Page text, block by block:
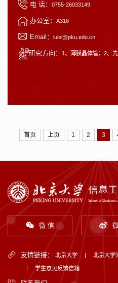
电 话： 0755-26033149
办公室： A316
Email： lulei@pku.edu.cn
研究方向： 1、薄膜晶体管；2、先进
首页 上页 1 2 3
微 信
友情链接： 北京大学 北京大学
学生意见反馈信箱